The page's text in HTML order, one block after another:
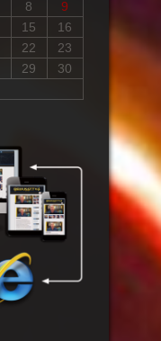
8
9
15
16
22
23
29
30